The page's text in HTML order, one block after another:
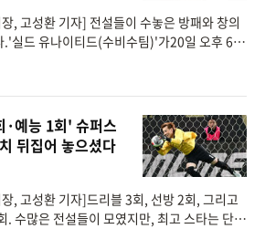
, 고성환 기자] 전설들이 수놓은 방패와 창의
.'실드 유나이티드(수비수팀)'가20일 오후 6시
·예능 1회' 슈퍼스
뒤집어 놓으셨다
, 고성환 기자]드리블 3회, 선방 2회, 그리고
. 수많은 전설들이 모였지만, 최고 스타는 단연